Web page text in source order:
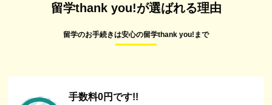
留学thank you!が選ばれる理由
留学のお手続きは安心の留学thank you!まで
手数料0円です!!